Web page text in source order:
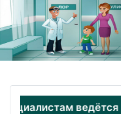
ведётся по